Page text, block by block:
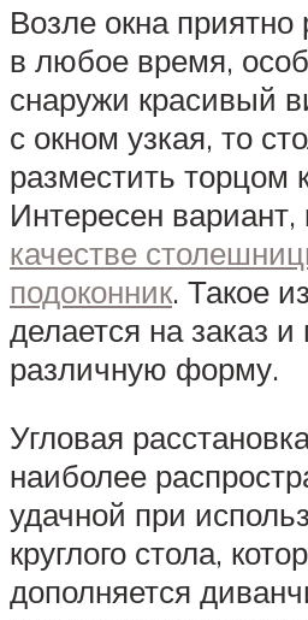
Возле окна приятно
в любое время,
снаружи красивый
с окном узкая, то
разместить торцом
Интересен вариант,
качестве
подоконник. Такое
делается на заказ
различную форму.
Угловая
наиболее
удачной при
круглого стола,
дополняется